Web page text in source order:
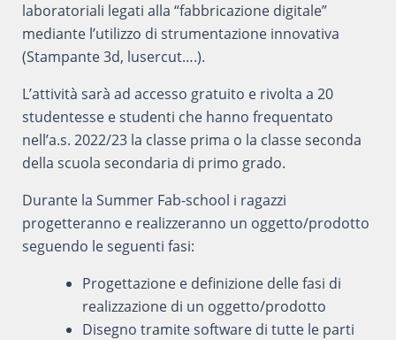
laboratoriali legati alla “fabbricazione digitale”
mediante l’utilizzo di strumentazione innovativa
(Stampante 3d, lusercut….).
L’attività sarà ad accesso gratuito e rivolta a 20
studentesse e studenti che hanno frequentato
nell’a.s. 2022/23 la classe prima o la classe seconda
della scuola secondaria di primo grado.
Durante la Summer Fab-school i ragazzi
progetteranno e realizzeranno un oggetto/prodotto
seguendo le seguenti fasi:
Progettazione e definizione delle fasi di
realizzazione di un oggetto/prodotto
Disegno tramite software di tutte le parti